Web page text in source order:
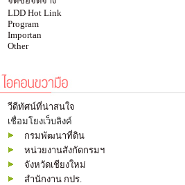
LDD Hot Link
Program
Importan
Other
วีดีทัศน์ที่น่าสนใจ
เชื่อมโยงเว็บลิงค์
กรมพัฒนาที่ดิน
หน่วยงานสังกัดกรมฯ
จังหวัดเชียงใหม่
สำนักงาน กปร.